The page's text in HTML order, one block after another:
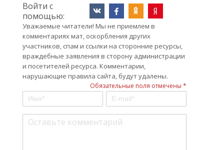
Войти с
помощью:
Уважаемые читатели! Мы не приемлем в
комментариях мат, оскорбления других
участников, спам и ссылки на сторонние ресурсы,
враждебные заявления в сторону администрации
и посетителей ресурса. Комментарии,
нарушающие правила сайта, будут удалены.
Обязательные поля отмечены *